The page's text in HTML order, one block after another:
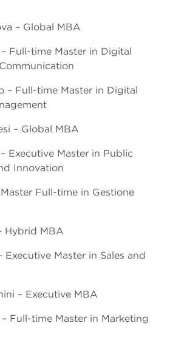
– Global MBA
Full-time Master in Digital
– Full-time Master in Digital
– Global MBA
Executive Master in Public
Innovation
Full-time in Gestione
Hybrid MBA
Executive Master in Sales and
– Executive MBA
Full-time Master in Marketing